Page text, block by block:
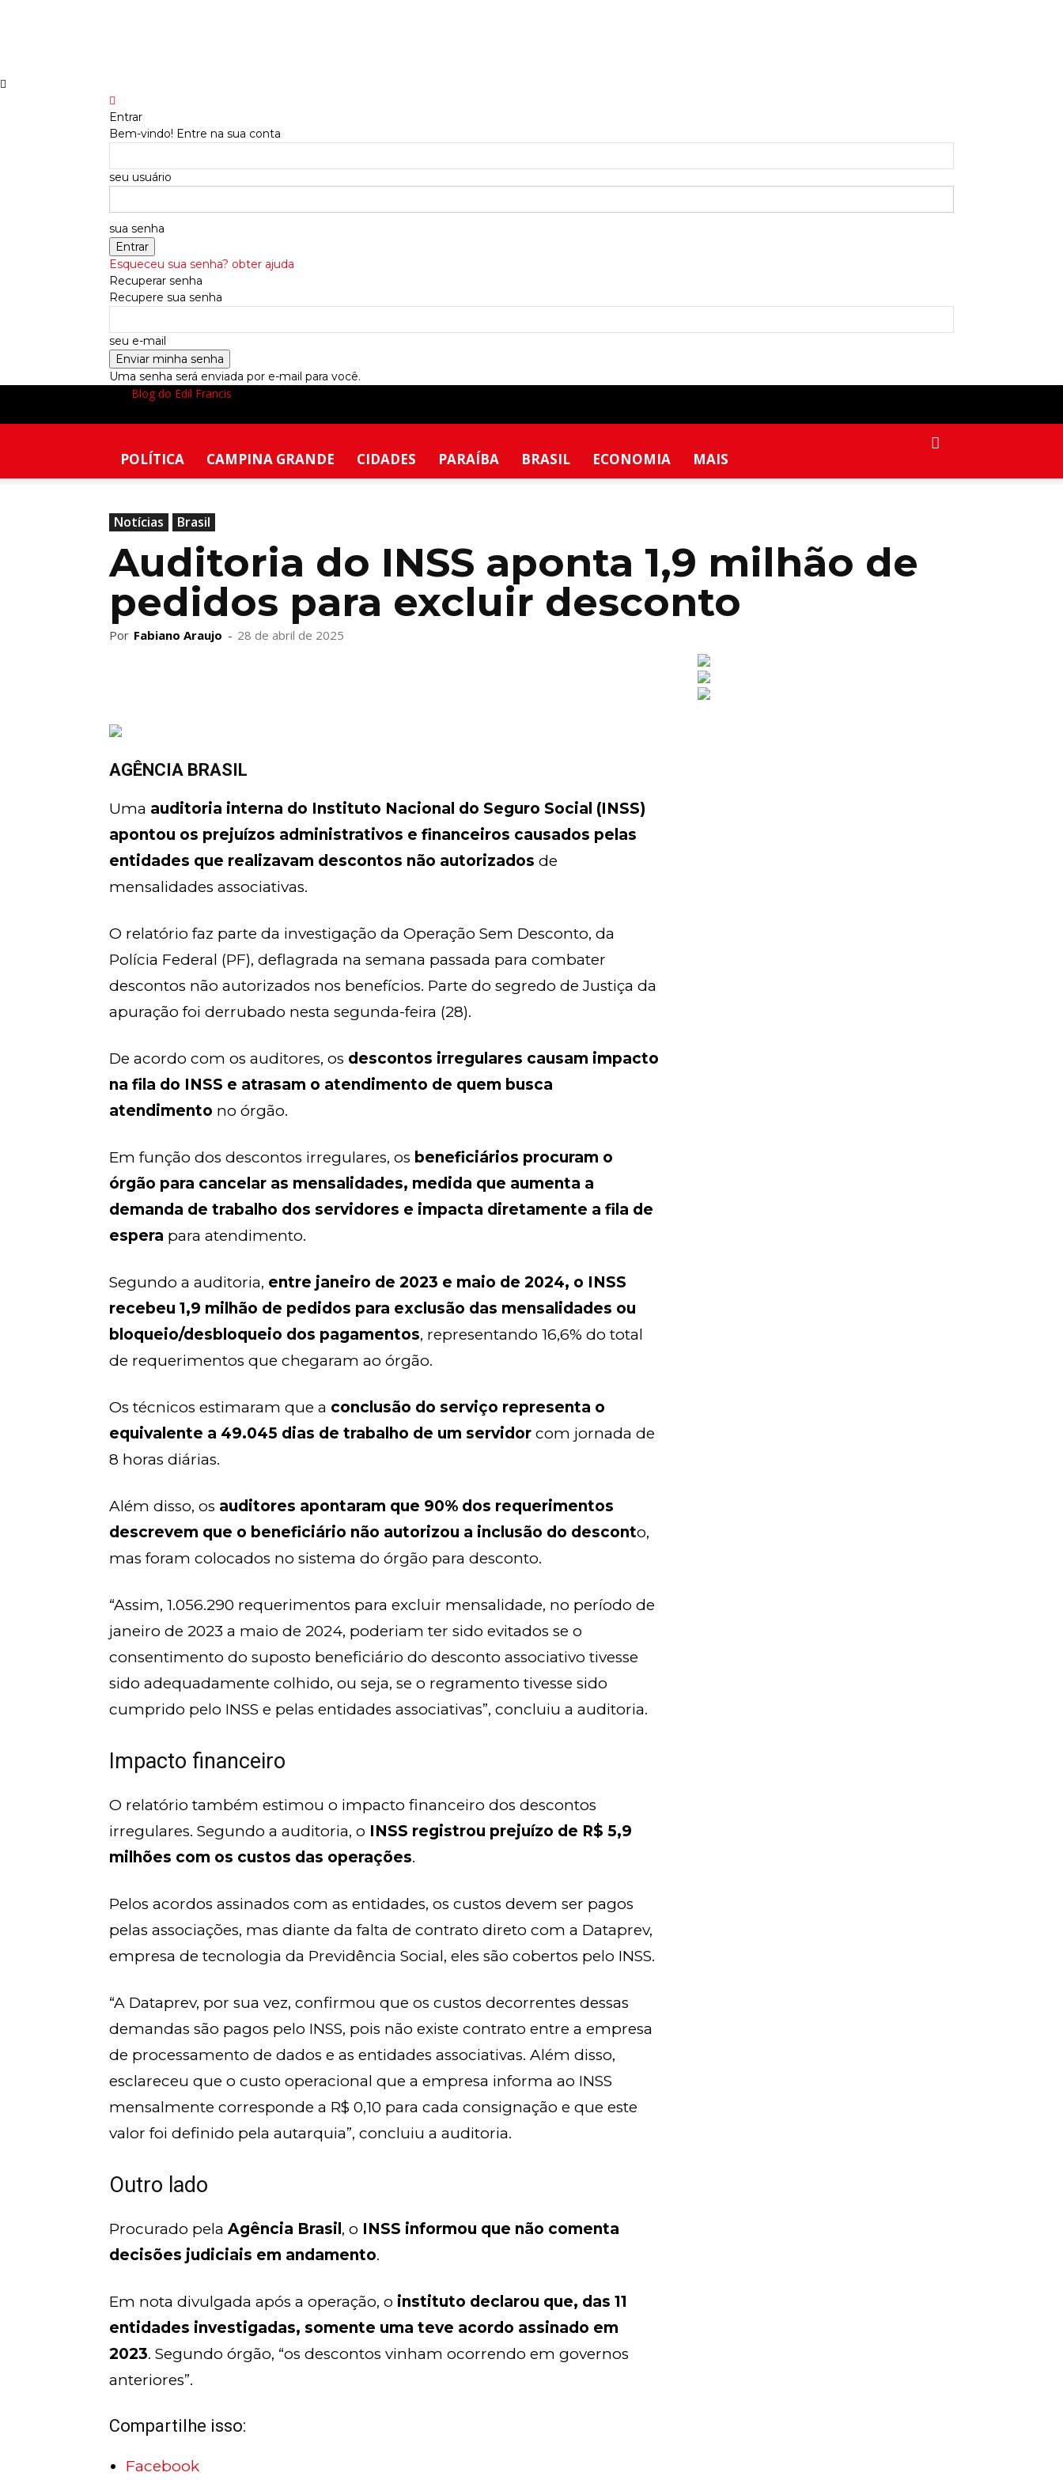
Entrar
Bem-vindo! Entre na sua conta
seu usuário
sua senha
Esqueceu sua senha? obter ajuda
Recuperar senha
Recupere sua senha
seu e-mail
Uma senha será enviada por e-mail para você.
Blog do Edil Francis
POLÍTICA CAMPINA GRANDE CIDADES PARAÍBA BRASIL ECONOMIA MAIS
Notícias Brasil
Auditoria do INSS aponta 1,9 milhão de
pedidos para excluir desconto
Por Fabiano Araujo - 28 de abril de 2025
AGÊNCIA BRASIL
Uma auditoria interna do Instituto Nacional do Seguro Social (INSS)
apontou os prejuízos administrativos e financeiros causados pelas
entidades que realizavam descontos não autorizados de
mensalidades associativas.
O relatório faz parte da investigação da Operação Sem Desconto, da
Polícia Federal (PF), deflagrada na semana passada para combater
descontos não autorizados nos benefícios. Parte do segredo de Justiça da
apuração foi derrubado nesta segunda-feira (28).
De acordo com os auditores, os descontos irregulares causam impacto
na fila do INSS e atrasam o atendimento de quem busca
atendimento no órgão.
Em função dos descontos irregulares, os beneficiários procuram o
órgão para cancelar as mensalidades, medida que aumenta a
demanda de trabalho dos servidores e impacta diretamente a fila de
espera para atendimento.
Segundo a auditoria, entre janeiro de 2023 e maio de 2024, o INSS
recebeu 1,9 milhão de pedidos para exclusão das mensalidades ou
bloqueio/desbloqueio dos pagamentos, representando 16,6% do total
de requerimentos que chegaram ao órgão.
Os técnicos estimaram que a conclusão do serviço representa o
equivalente a 49.045 dias de trabalho de um servidor com jornada de
8 horas diárias.
Além disso, os auditores apontaram que 90% dos requerimentos
descrevem que o beneficiário não autorizou a inclusão do desconto,
mas foram colocados no sistema do órgão para desconto.
“Assim, 1.056.290 requerimentos para excluir mensalidade, no período de
janeiro de 2023 a maio de 2024, poderiam ter sido evitados se o
consentimento do suposto beneficiário do desconto associativo tivesse
sido adequadamente colhido, ou seja, se o regramento tivesse sido
cumprido pelo INSS e pelas entidades associativas”, concluiu a auditoria.
Impacto financeiro
O relatório também estimou o impacto financeiro dos descontos
irregulares. Segundo a auditoria, o INSS registrou prejuízo de R$ 5,9
milhões com os custos das operações.
Pelos acordos assinados com as entidades, os custos devem ser pagos
pelas associações, mas diante da falta de contrato direto com a Dataprev,
empresa de tecnologia da Previdência Social, eles são cobertos pelo INSS.
“A Dataprev, por sua vez, confirmou que os custos decorrentes dessas
demandas são pagos pelo INSS, pois não existe contrato entre a empresa
de processamento de dados e as entidades associativas. Além disso,
esclareceu que o custo operacional que a empresa informa ao INSS
mensalmente corresponde a R$ 0,10 para cada consignação e que este
valor foi definido pela autarquia”, concluiu a auditoria.
Outro lado
Procurado pela Agência Brasil , o INSS informou que não comenta
decisões judiciais em andamento.
Em nota divulgada após a operação, o instituto declarou que, das 11
entidades investigadas, somente uma teve acordo assinado em
2023. Segundo órgão, “os descontos vinham ocorrendo em governos
anteriores”.
Compartilhe isso:
Facebook